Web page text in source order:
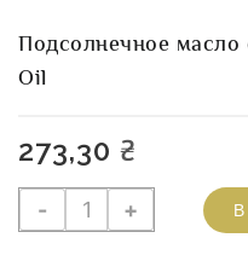
Подсолнечное масло
Oil
273,30 ₴
-
Количество
товара
+